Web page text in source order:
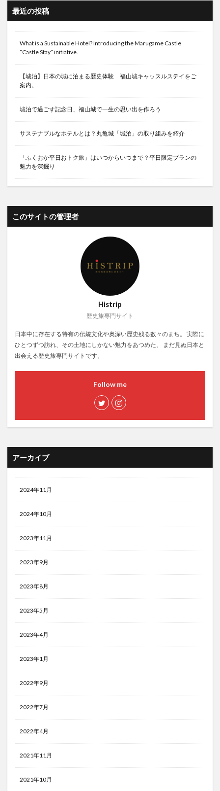
最近の投稿
What is a Sustainable Hotel? Introducing the Marugame Castle
“Castle Stay” initiative.
【城泊】日本の城に泊まる歴史体験 福山城キャッスルステイをご
案内。
城泊で過ごす記念日、福山城で一生の思い出を作ろう
サステナブルなホテルとは？丸亀城「城泊」の取り組みを紹介
「ふくおか平日おトク旅」はいつからいつまで？平日限定プランの
魅力を深掘り
このサイトの管理者
Histrip
歴史旅専門サイト
日本中に存在する特有の伝統文化や奥深い歴史残る数々のまち。 実際に
ひとつずつ訪れ、その土地にしかない魅力をあつめた、 まだ見ぬ日本と
出会える歴史旅専門サイトです。
Follow me
アーカイブ
2024年11月
2024年10月
2023年11月
2023年9月
2023年8月
2023年5月
2023年4月
2023年1月
2022年9月
2022年7月
2022年4月
2021年11月
2021年10月